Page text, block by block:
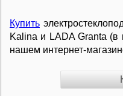
Купить
Kalina и LADA Granta
нашем интернет-